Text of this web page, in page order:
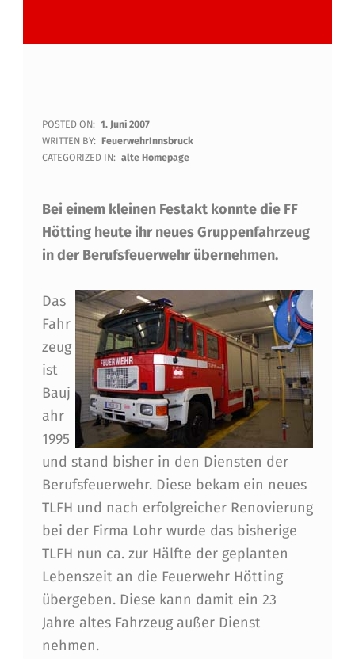
T
L
H
A
D
I
E
F
E
U
E
R
W
E
H
R
H
POSTED ON: 1. Juni 2007
WRITTEN BY: FeuerwehrInnsbruck
CATEGORIZED IN: alte Homepage
Bei einem kleinen Festakt konnte die FF
Hötting heute ihr neues Gruppenfahrzeug
in der Berufsfeuerwehr übernehmen.
Das
Fahr
zeug
ist
Bauj
ahr
1995
und stand bisher in den Diensten der
Berufsfeuerwehr. Diese bekam ein neues
TLFH und nach erfolgreicher Renovierung
bei der Firma Lohr wurde das bisherige
TLFH nun ca. zur Hälfte der geplanten
Lebenszeit an die Feuerwehr Hötting
übergeben. Diese kann damit ein 23
Jahre altes Fahrzeug außer Dienst
nehmen.